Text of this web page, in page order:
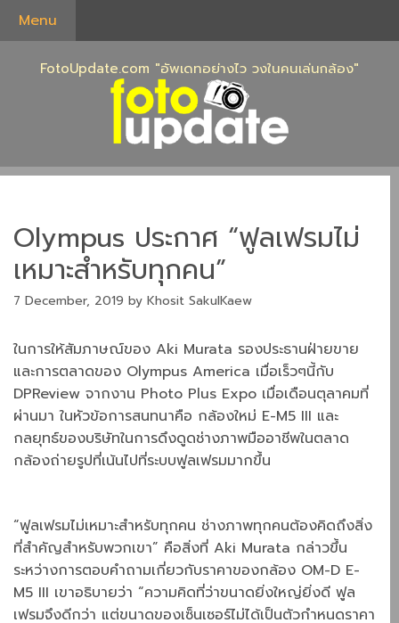
SkipMenu
FotoUpdate.com "อัพเดทอย่างไว วงในคนเล่นกล้อง"
Olympus ประกาศ “ฟูลเฟรมไม่
เหมาะสำหรับทุกคน”
7 December, 2019 by Khosit SakulKaew
ในการให้สัมภาษณ์ของ Aki Murata รองประธานฝ่ายขาย
และการตลาดของ Olympus America เมื่อเร็วๆนี้กับ
DPReview จากงาน Photo Plus Expo เมื่อเดือนตุลาคมที่
ผ่านมา ในหัวข้อการสนทนาคือ กล้องใหม่ E-M5 III และ
กลยุทธ์ของบริษัทในการดึงดูดช่างภาพมืออาชีพในตลาด
กล้องถ่ายรูปที่เน้นไปที่ระบบฟูลเฟรมมากขึ้น
“ฟูลเฟรมไม่เหมาะสำหรับทุกคน ช่างภาพทุกคนต้องคิดถึงสิ่ง
ที่สำคัญสำหรับพวกเขา” คือสิ่งที่ Aki Murata กล่าวขึ้น
ระหว่างการตอบคำถามเกี่ยวกับราคาของกล้อง OM-D E-
M5 III เขาอธิบายว่า “ความคิดที่ว่าขนาดยิ่งใหญ่ยิ่งดี ฟูล
เฟรมจึงดีกว่า แต่ขนาดของเซ็นเซอร์ไม่ได้เป็นตัวกำหนดราคา